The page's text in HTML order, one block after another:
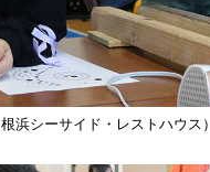
浜シーサイド・レストハウス）